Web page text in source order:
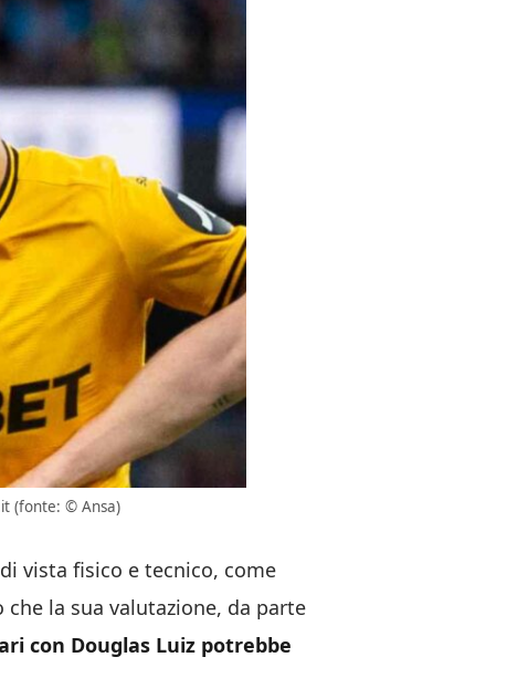
(fonte: © Ansa)
vista fisico e tecnico, come
la sua valutazione, da parte
con Douglas Luiz potrebbe